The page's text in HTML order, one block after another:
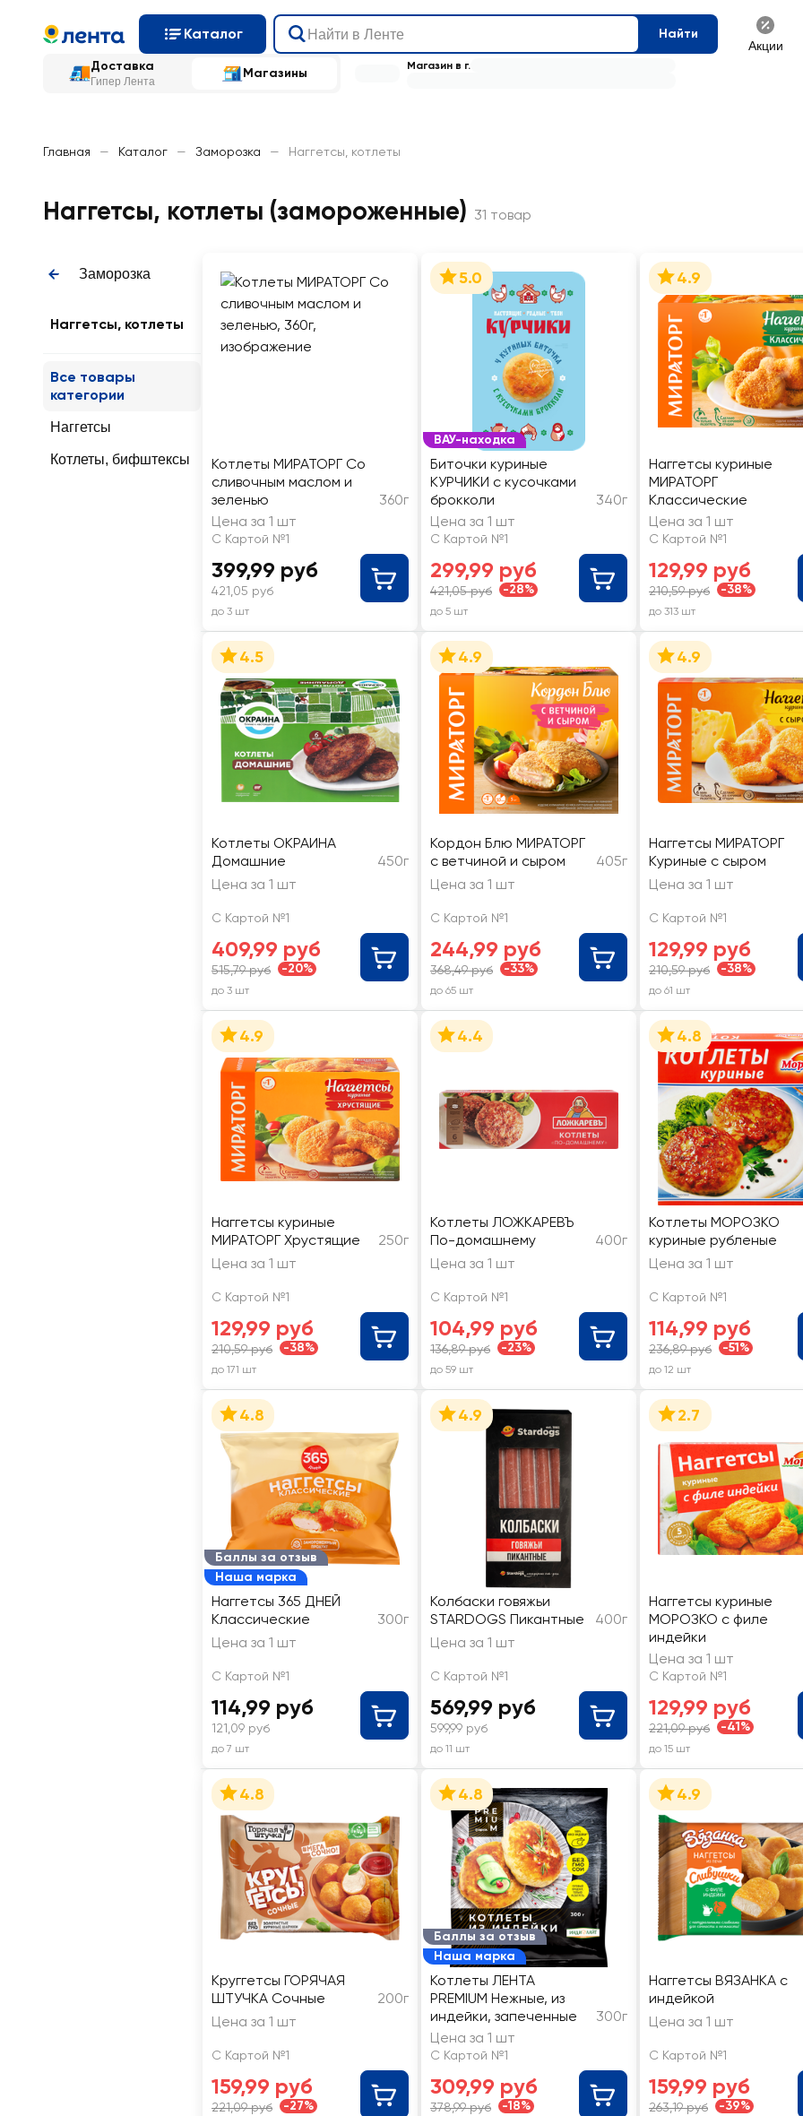
Каталог Найти
Акции
Доставка
Гипер Лента
Магазины Магазин в г.
Главная — Каталог — Заморозка — Наггетсы, котлеты
Наггетсы, котлеты (замороженные) 31 товар
Заморозка
Наггетсы, котлеты
Все товары
категории
Наггетсы
Котлеты, бифштексы
Котлеты МИРАТОРГ Со
сливочным маслом и
зеленью
360г
Цена за 1 шт
С Картой №1
399,99 руб
421,05 руб
до 3 шт
ВАУ-находка
5.0
Биточки куриные
КУРЧИКИ с кусочками
брокколи
340г
Цена за 1 шт
С Картой №1
299,99 руб
421,05 руб -28%
до 5 шт
4.9
Наггетсы куриные
МИРАТОРГ
Классические
Цена за 1 шт
С Картой №1
129,99 руб
210,59 руб -38%
до 313 шт
4.5
Котлеты ОКРАИНА
Домашние
450г
Цена за 1 шт
С Картой №1
409,99 руб
515,79 руб -20%
до 3 шт
4.9
Кордон Блю МИРАТОРГ
с ветчиной и сыром
405г
Цена за 1 шт
С Картой №1
244,99 руб
368,49 руб -33%
до 65 шт
4.9
Наггетсы МИРАТОРГ
Куриные с сыром
Цена за 1 шт
С Картой №1
129,99 руб
210,59 руб -38%
до 61 шт
4.9
Наггетсы куриные
МИРАТОРГ Хрустящие
250г
Цена за 1 шт
С Картой №1
129,99 руб
210,59 руб -38%
до 171 шт
4.4
Котлеты ЛОЖКАРЕВЪ
По-домашнему
400г
Цена за 1 шт
С Картой №1
104,99 руб
136,89 руб -23%
до 59 шт
4.8
Котлеты МОРОЗКО
куриные рубленые
Цена за 1 шт
С Картой №1
114,99 руб
236,89 руб -51%
до 12 шт
Баллы за отзыв
Наша марка
4.8
Наггетсы 365 ДНЕЙ
Классические
300г
Цена за 1 шт
С Картой №1
114,99 руб
121,09 руб
до 7 шт
4.9
Колбаски говяжьи
STARDOGS Пикантные
400г
Цена за 1 шт
С Картой №1
569,99 руб
599,99 руб
до 11 шт
2.7
Наггетсы куриные
МОРОЗКО с филе
индейки
Цена за 1 шт
С Картой №1
129,99 руб
221,09 руб -41%
до 15 шт
4.8
Круггетсы ГОРЯЧАЯ
ШТУЧКА Сочные
200г
Цена за 1 шт
С Картой №1
159,99 руб
221,09 руб -27%
Баллы за отзыв
Наша марка
4.8
Котлеты ЛЕНТА
PREMIUM Нежные, из
индейки, запеченные
300г
Цена за 1 шт
С Картой №1
309,99 руб
378,99 руб -18%
4.9
Наггетсы ВЯЗАНКА с
индейкой
Цена за 1 шт
С Картой №1
159,99 руб
263,19 руб -39%